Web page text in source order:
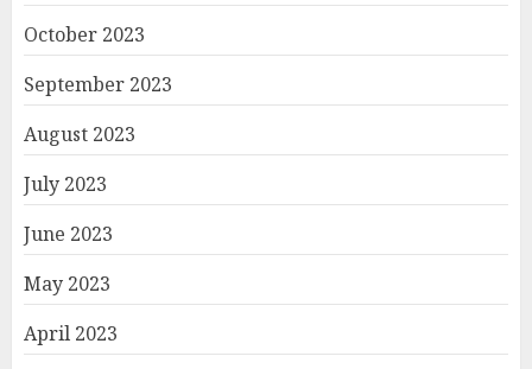
October 2023
September 2023
August 2023
July 2023
June 2023
May 2023
April 2023